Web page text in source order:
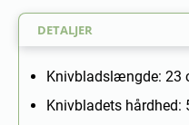
DETALJER
Knivbladslængde: 23
Knivbladets hårdhed: